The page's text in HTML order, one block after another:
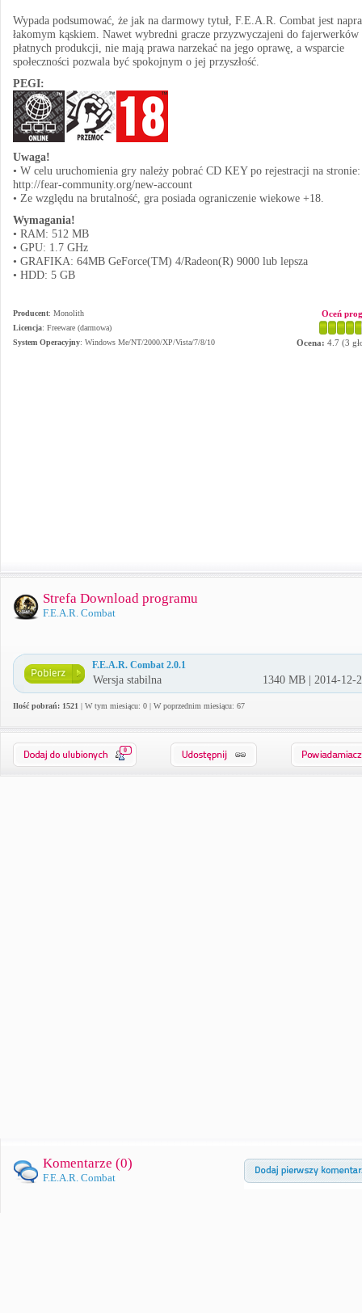
Wypada podsumować, że jak na darmowy tytuł, F.E.A.R. Combat jest
łakomym kąskiem. Nawet wybredni gracze przyzwyczajeni do fajerwerków
płatnych produkcji, nie mają prawa narzekać na jego oprawę, a wsparcie
społeczności pozwala być spokojnym o jej przyszłość.
PEGI:
Uwaga!
• W celu uruchomienia gry należy pobrać CD KEY po rejestracji na stronie:
http://fear-community.org/new-account
• Ze względu na brutalność, gra posiada ograniczenie wiekowe +18.
Wymagania!
• RAM: 512 MB
• GPU: 1.7 GHz
• GRAFIKA: 64MB GeForce(TM) 4/Radeon(R) 9000 lub lepsza
• HDD: 5 GB
Producent: Monolith
Licencja: Freeware (darmowa)
System Operacyjny: Windows Me/NT/2000/XP/Vista/7/8/10
Oceń
Ocena: 4.7 (3
Strefa Download programu
F.E.A.R. Combat
F.E.A.R. Combat 2.0.1
Wersja stabilna 1340 MB | 2014-12-
Ilość pobrań: 1521 | W tym miesiącu: 0 | W poprzednim miesiącu: 67
0
Komentarze (0)
F.E.A.R. Combat